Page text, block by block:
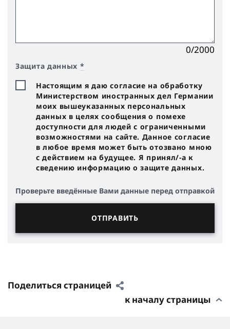
0/2000
Защита данных *
Настоящим я даю согласие на обработку
Министерством иностранных дел Германии
моих вышеуказанных персональных
данных в целях сообщения о помехе
доступности для людей с ограниченными
возможностями на сайте. Данное согласие
в любое время может быть отозвано мною
с действием на будущее. Я принял/-a к
сведению информацию о защите данных.
Проверьте введённые Вами данные перед отправкой
Поделиться страницей
к началу страницы